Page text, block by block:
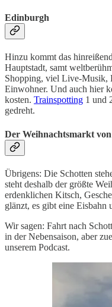
Edinburgh
Hinzu kommt das
Hauptstadt, samt
Shopping, viel Live-Musik,
Einwohner. Und auch hier
kosten. Trainspotting 1 und
gedreht.
Der Weihnachtsmarkt
Übrigens: Die Schotten
steht deshalb der größte
erdenklichen Kitsch,
glänzt, es gibt eine
Wir sagen: Fahrt nach
in der Nebensaison, aber
unserem Podcast.